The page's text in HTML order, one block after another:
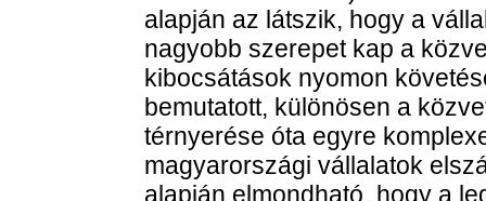
alapján az látszik, hogy a
nagyobb szerepet kap a
kibocsátások nyomon
bemutatott, különösen a
térnyerése óta egyre
magyarországi vállalatok
alapján elmondható, hogy a